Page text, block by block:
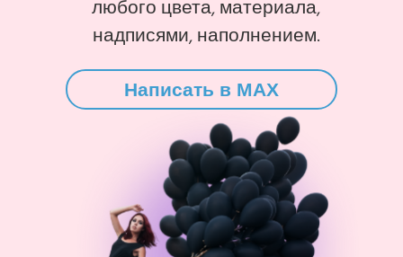
любого цвета, материала,
надписями, наполнением.
Написать в MAX